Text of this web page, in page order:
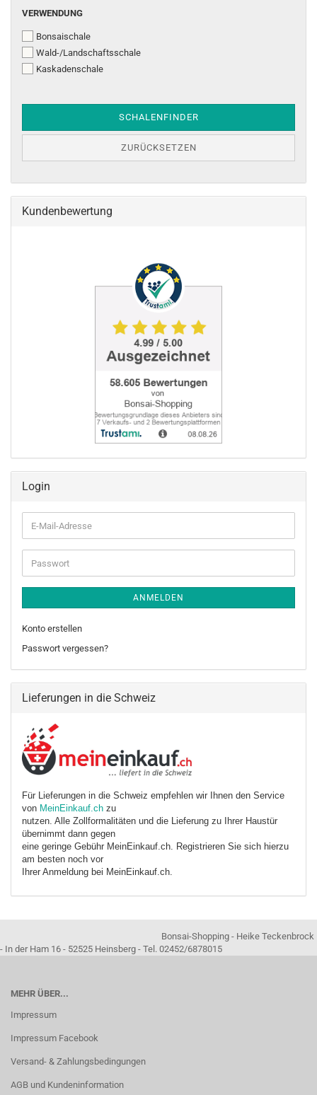
VERWENDUNG
VERWENDUNG
Bonsaischale
Wald-/Landschaftsschale
Kaskadenschale
SCHALENFINDER
ZURÜCKSETZEN
Kundenbewertung
Login
E-
Mail-
Adresse
Passwort
ANMELDEN
Konto erstellen
Passwort vergessen?
Lieferungen in die Schweiz
Für Lieferungen in die Schweiz empfehlen wir Ihnen den Service
von MeinEinkauf.ch zu
nutzen. Alle Zollformalitäten und die Lieferung zu Ihrer Haustür
übernimmt dann gegen
eine geringe Gebühr MeinEinkauf.ch. Registrieren Sie sich hierzu
am besten noch vor
Ihrer Anmeldung bei MeinEinkauf.ch.
Bonsai-Shopping - Heike Teckenbrock
- In der Ham 16 - 52525 Heinsberg - Tel. 02452/6878015
MEHR ÜBER...
Impressum
Impressum Facebook
Versand- & Zahlungsbedingungen
AGB und Kundeninformation